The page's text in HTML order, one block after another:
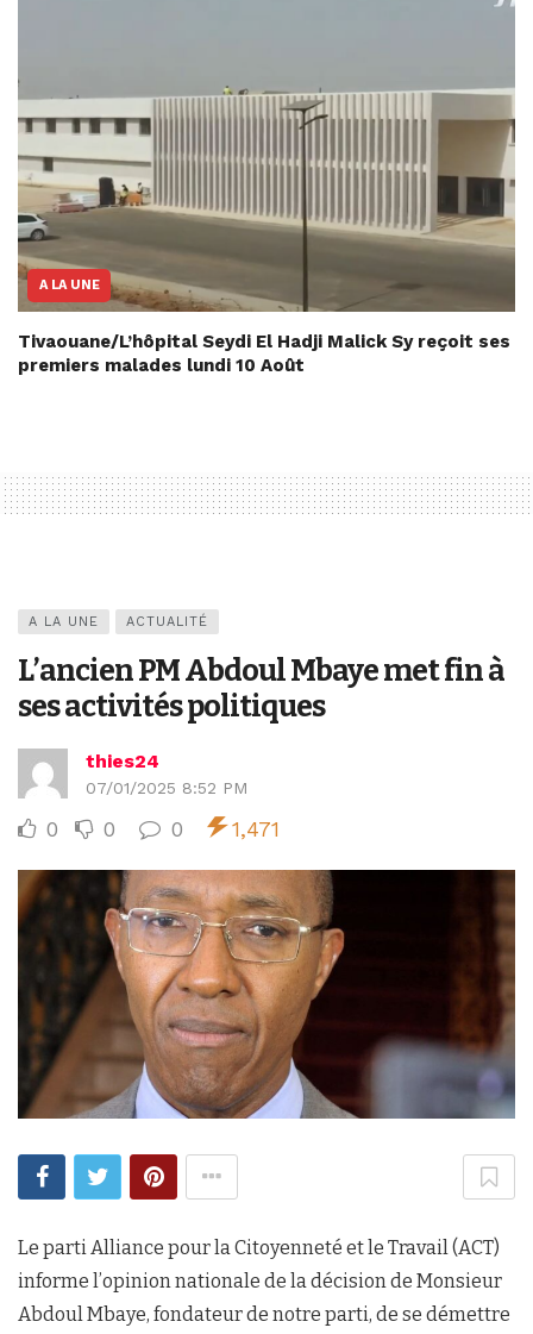
A LA UNE
Tivaouane/L’hôpital Seydi El Hadji Malick Sy reçoit ses
premiers malades lundi 10 Août
A LA UNE ACTUALITÉ
L’ancien PM Abdoul Mbaye met fin à
ses activités politiques
thies24
07/01/2025 8:52 PM
0 0 0 1,471
Le parti Alliance pour la Citoyenneté et le Travail (ACT)
informe l’opinion nationale de la décision de Monsieur
Abdoul Mbaye, fondateur de notre parti, de se démettre